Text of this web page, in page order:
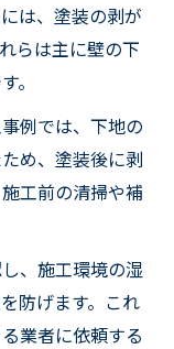
は、塗装の剥が
らは主に壁の下
。
例では、下地の
め、塗装後に剥
工前の清掃や補
、施工環境の湿
防げます。これ
業者に依頼する